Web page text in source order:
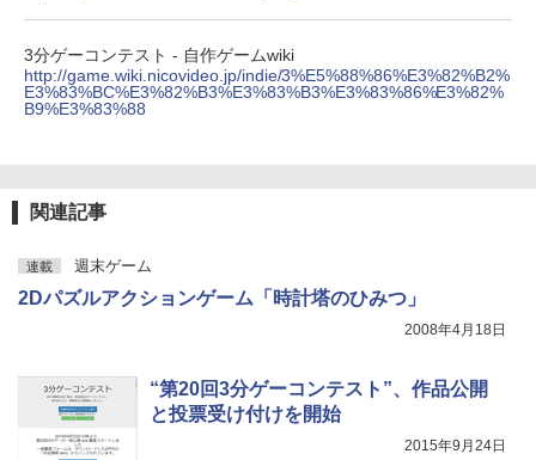
￥12,900
3分ゲーコンテスト - 自作ゲームwiki
http://game.wiki.nicovideo.jp/indie/3%E5%88%86%E3%82%B2%
E3%83%BC%E3%82%B3%E3%83%B3%E3%83%86%E3%82%
B9%E3%83%88
関連記事
連載 週末ゲーム
2Dパズルアクションゲーム「時計塔のひみつ」
2008年4月18日
“第20回3分ゲーコンテスト”、作品公開
と投票受け付けを開始
2015年9月24日